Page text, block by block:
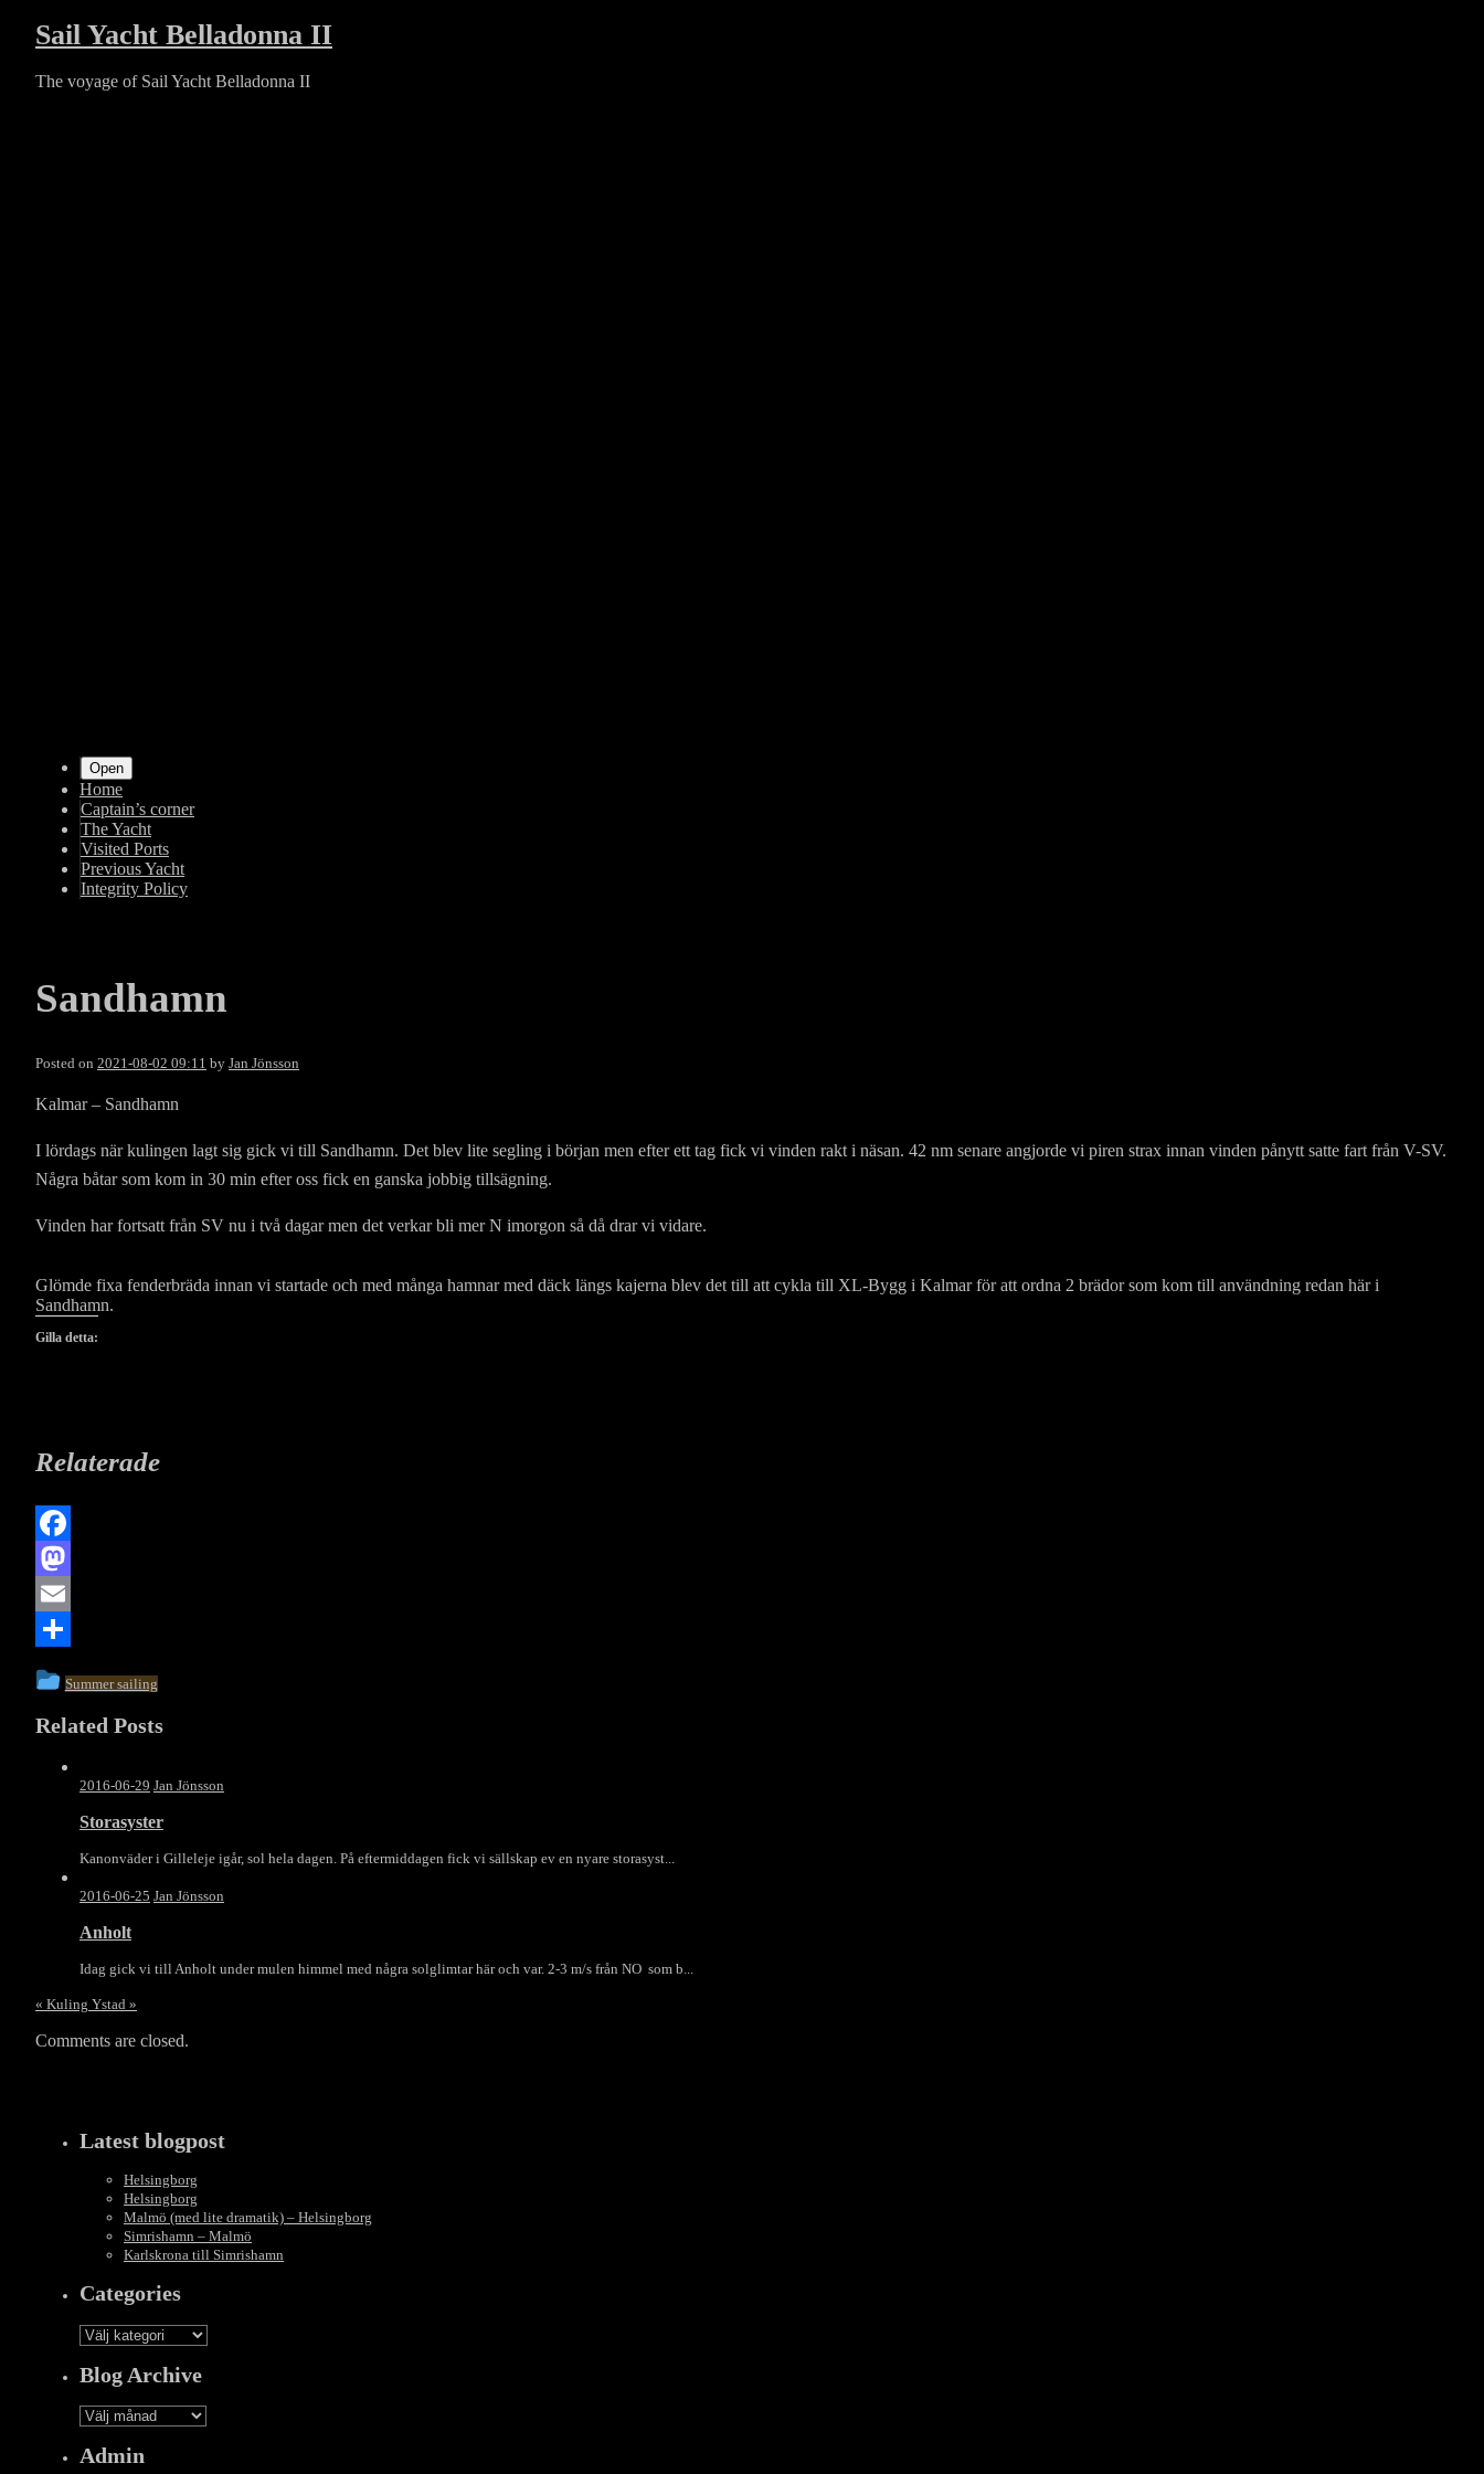
SkipSail Yacht Belladonna II
The voyage of Sail Yacht Belladonna II
Primary
Navigation
Open
Home
Captain’s corner
The Yacht
Visited Ports
Previous Yacht
Integrity Policy
Sandhamn
Posted on 2021-08-02 09:11 by Jan Jönsson
Kalmar – Sandhamn
I lördags när kulingen lagt sig gick vi till Sandhamn. Det blev lite segling i början men efter ett tag fick vi vinden rakt i näsan. 42 nm senare angjorde vi piren strax innan vinden pånytt satte fart från V-SV.
Några båtar som kom in 30 min efter oss fick en ganska jobbig tillsägning.
Vinden har fortsatt från SV nu i två dagar men det verkar bli mer N imorgon så då drar vi vidare.
Glömde fixa fenderbräda innan vi startade och med många hamnar med däck längs kajerna blev det till att cykla till XL-Bygg i Kalmar för att ordna 2 brädor som kom till användning redan här i
Sandhamn.
Gilla detta:
Relaterade
Facebook
Mastodon
Email
This
was
posted
Summer sailing
Related Posts
2016-06-29 Jan Jönsson
Storasyster
Kanonväder i Gilleleje igår, sol hela dagen. På eftermiddagen fick vi sällskap ev en nyare storasyst...
2016-06-25 Jan Jönsson
Anholt
Idag gick vi till Anholt under mulen himmel med några solglimtar här och var. 2-3 m/s från NO som b...
« Kuling Ystad »
Comments are closed.
Latest blogpost
Helsingborg
Helsingborg
Malmö (med lite dramatik) – Helsingborg
Simrishamn – Malmö
Karlskrona till Simrishamn
Categories
Categories
Blog Archive
Blog
Archive
Admin